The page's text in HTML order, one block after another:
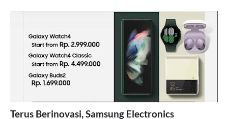
Terus Berinovasi, Samsung Electronics